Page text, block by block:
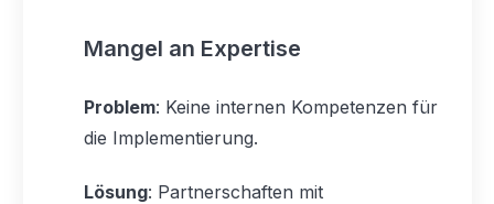
Mangel an Expertise
Problem: Keine internen Kompetenzen für
die Implementierung.
Lösung: Partnerschaften mit